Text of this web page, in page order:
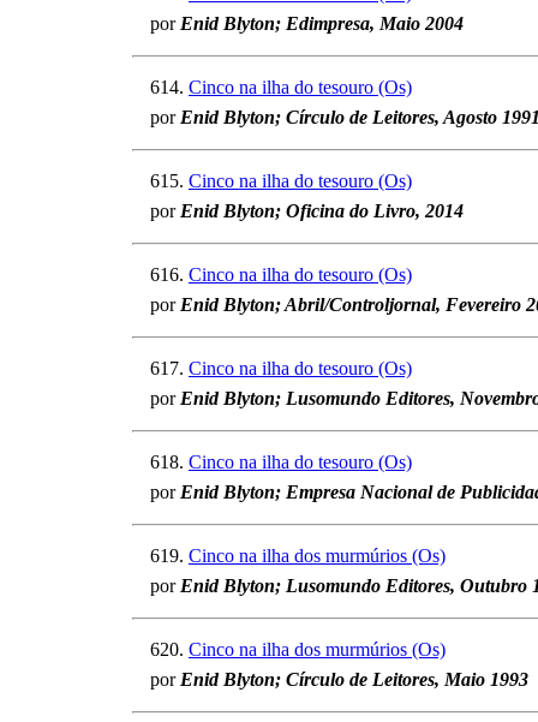
por Enid Blyton; Edimpresa, Maio 2004
614. Cinco na ilha do tesouro (Os)
por Enid Blyton; Círculo de Leitores, Agosto
615. Cinco na ilha do tesouro (Os)
por Enid Blyton; Oficina do Livro, 2014
616. Cinco na ilha do tesouro (Os)
por Enid Blyton; Abril/Controljornal, Fevereiro
617. Cinco na ilha do tesouro (Os)
por Enid Blyton; Lusomundo Editores,
618. Cinco na ilha do tesouro (Os)
por Enid Blyton; Empresa Nacional de
619. Cinco na ilha dos murmúrios (Os)
por Enid Blyton; Lusomundo Editores, Outubro
620. Cinco na ilha dos murmúrios (Os)
por Enid Blyton; Círculo de Leitores, Maio 1993